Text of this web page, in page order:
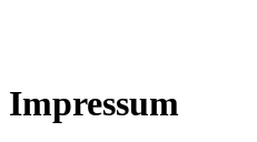
Impressum